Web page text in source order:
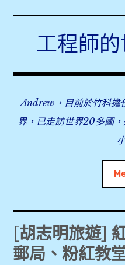
content工程師
Andrew，目前於竹科擔
界，已走訪世界20多國
旅行事前準備
飛行紀錄
[胡志明旅遊]
郵局、粉紅教